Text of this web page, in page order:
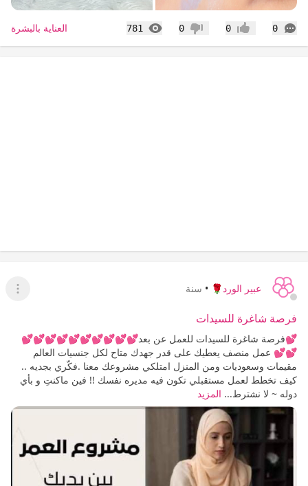
0
التعليقات إعجاب0 عدم إعجاب
0
781
المشاهدات العناية بالبشرة
عبير الورد🌹 • سنة
عرض
فرصة شاغرة للسيدات
💕فرصة شاغرة للسيدات للعمل عن بعد💕💕💕💕💕💕💕💕💕💕
💕💕 عمل منصف يعطيك على قدر جهدك متاح لكل جنسيات العالم
مقيمات وسعوديات ومن المنزل امتلكي مشروعك معنا .فكّري بجديه ..
كيف تخطط لعمل مستقبلي تكون فيه مديره نفسك !! فين ماكنتِ و بأي
دوله ~ لا نشترط... المزيد